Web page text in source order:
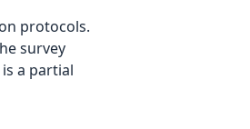
protocols.
survey
a partial